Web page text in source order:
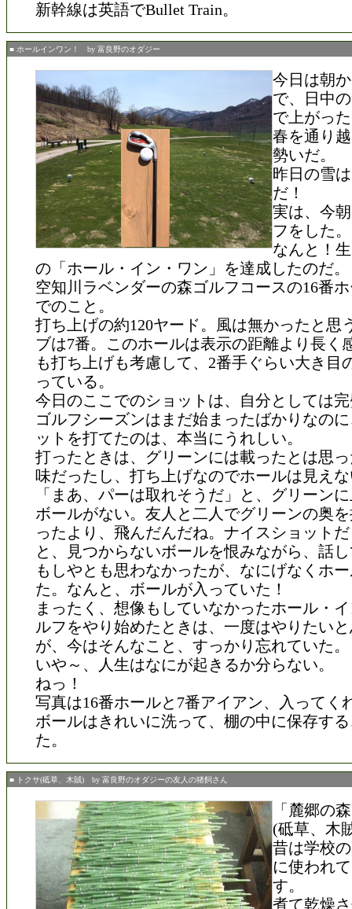
新幹線は英語でBullet Train。
■ ホールインワン！ by 富良野のオダジー
今日は朝
で、日中
で上がっ
春を通り
勢いだ。
昨日の雪
だ！
実は、今
フをした。
なんと！
の「ホール・イン・ワン」を達成したのだ。
空知川ラベンダーの森ゴルフコースの16番
でのこと。
打ち上げの約120ヤード。風は無かったと思
ブは7番。このホールは表示の距離より長く
も打ち上げも考慮して、2番手ぐらい大き目
っている。
今日のここでのショットは、自分としては
ゴルフシーズンはまだ始まったばかりなの
ットを打てたのは、本当にうれしい。
打ったときは、グリーンには載ったとは思
味だったし、打ち上げなのでホールは見え
「まあ、パーは取れそうだ」と、グリーン
ボールがない。友人と二人でグリーンの奥
ったより、飛んだんだね。ナイスショット
と、見つからないボールを恨みながら、話
もしやとも思わなかったが、なにげなくホ
た。なんと、ボールが入っていた！
まったく、想像もしていなかったホール・
ルフをやり始めたときは、一度はやりたい
が、今はそんなこと、すっかり忘れていた。
いや～、人生はなにが起きるか分らない。
ねっ！
写真は16番ホールと7番アイアン、入ってく
ボールはきれいに洗って、棚の中に保存す
た。
■ トクサ(砥草、木賊) by 富良野のオダジーの友人の猪飼さん
「麓郷の
(砥草、木
昔は学校
に使われ
す。
煮て乾燥